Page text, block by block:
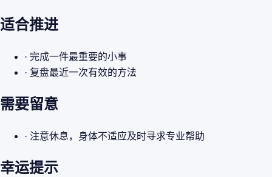
适合推进
· 完成一件最重要的小事
· 复盘最近一次有效的方法
需要留意
· 注意休息，身体不适应及时寻求专业帮助
幸运提示